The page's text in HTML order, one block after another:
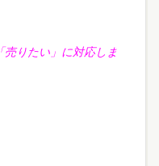
売りたい」に対応しま